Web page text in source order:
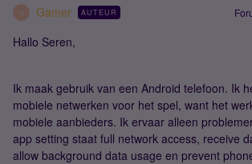
G Gamer AUTEUR
Hallo Seren,
Ik maak gebruik van een Android telefoon. Ik
mobiele netwerken voor het spel, want het
mobiele aanbieders. Ik ervaar alleen
app setting staat full network access, receive
allow background data usage en prevent